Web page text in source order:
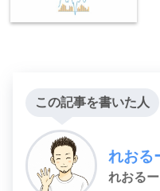
この記事を書いた人
れおる
れおる